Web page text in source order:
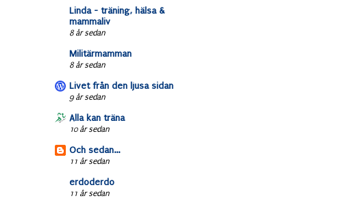
Linda - träning, hälsa &
mammaliv
8 år sedan
Militärmamman
8 år sedan
Livet från den ljusa sidan
9 år sedan
Alla kan träna
10 år sedan
Och sedan...
11 år sedan
erdoderdo
11 år sedan